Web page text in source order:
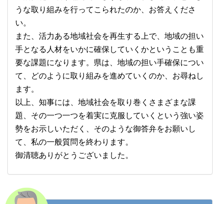
うな取り組みを行ってこられたのか、お答えくださ
い。
また、活力ある地域社会を再生する上で、地域の担い
手となる人材をいかに確保していくかということも重
要な課題になります。県は、地域の担い手確保につい
て、どのように取り組みを進めていくのか、お尋ねし
ます。
以上、知事には、地域社会を取り巻くさまざまな課
題、その一つ一つを着実に克服していくという強い姿
勢をお示しいただく、そのような御答弁をお願いし
て、私の一般質問を終わります。
御清聴ありがとうございました。